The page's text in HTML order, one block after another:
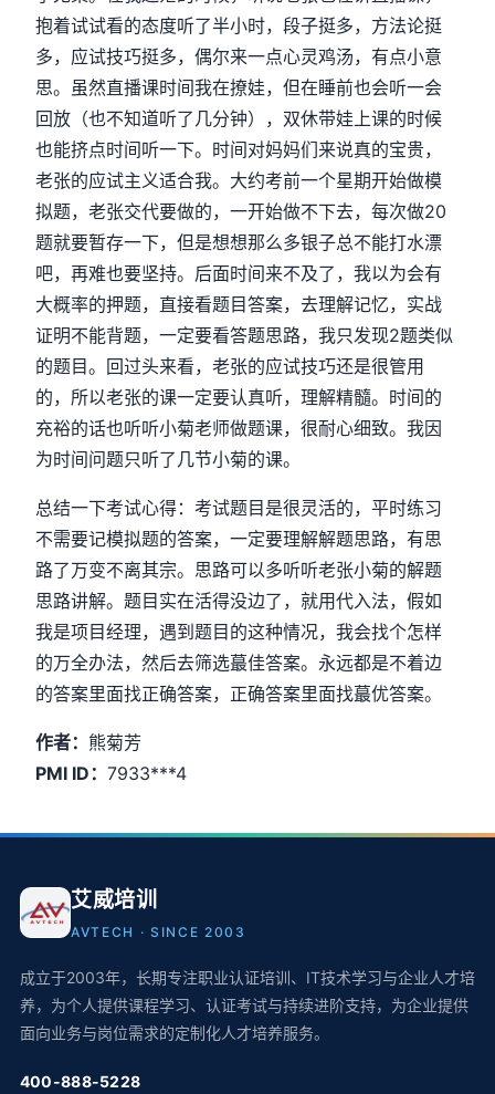
抱着试试看的态度听了半小时，段子挺多，方法论挺
多，应试技巧挺多，偶尔来一点心灵鸡汤，有点小意
思。虽然直播课时间我在撩娃，但在睡前也会听一会
回放（也不知道听了几分钟），双休带娃上课的时候
也能挤点时间听一下。时间对妈妈们来说真的宝贵，
老张的应试主义适合我。大约考前一个星期开始做模
拟题，老张交代要做的，一开始做不下去，每次做20
题就要暂存一下，但是想想那么多银子总不能打水漂
吧，再难也要坚持。后面时间来不及了，我以为会有
大概率的押题，直接看题目答案，去理解记忆，实战
证明不能背题，一定要看答题思路，我只发现2题类似
的题目。回过头来看，老张的应试技巧还是很管用
的，所以老张的课一定要认真听，理解精髓。时间的
充裕的话也听听小菊老师做题课，很耐心细致。我因
为时间问题只听了几节小菊的课。
总结一下考试心得：考试题目是很灵活的，平时练习
不需要记模拟题的答案，一定要理解解题思路，有思
路了万变不离其宗。思路可以多听听老张小菊的解题
思路讲解。题目实在活得没边了，就用代入法，假如
我是项目经理，遇到题目的这种情况，我会找个怎样
的万全办法，然后去筛选蕞佳答案。永远都是不着边
的答案里面找正确答案，正确答案里面找蕞优答案。
作者： 熊菊芳
PMI ID：7933***4
艾威培训
AVTECH · SINCE 2003
成立于2003年，长期专注职业认证培训、IT技术学习与企业人才培
养，为个人提供课程学习、认证考试与持续进阶支持，为企业提供
面向业务与岗位需求的定制化人才培养服务。
400-888-5228